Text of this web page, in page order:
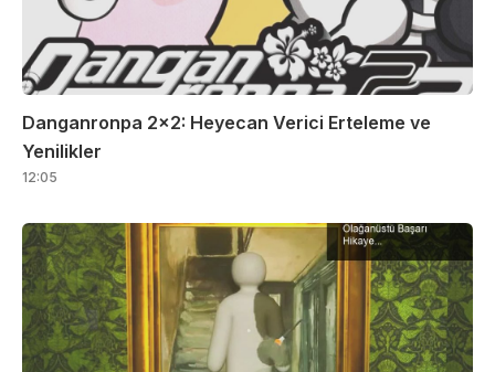
Danganronpa 2×2: Heyecan Verici Erteleme ve
Yenilikler
12:05